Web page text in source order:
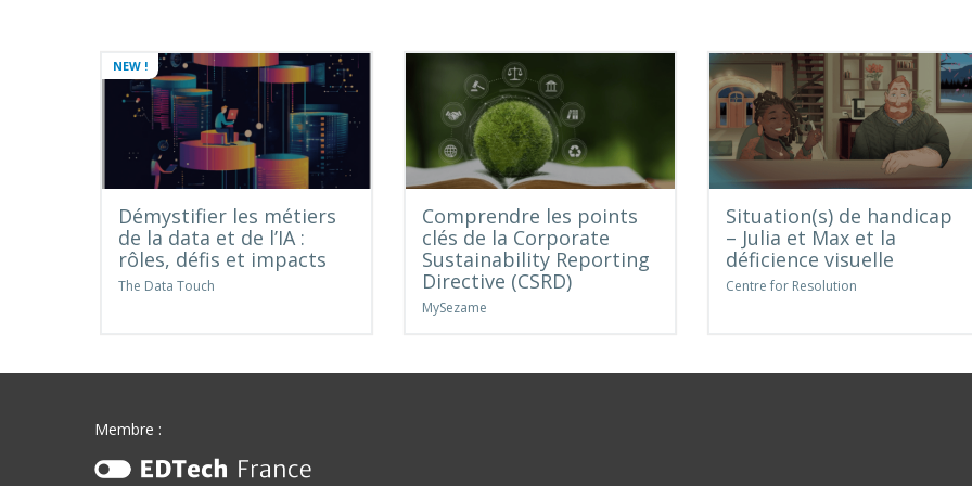
NEW !
Démystifier les métiers
de la data et de l’IA :
rôles, défis et impacts
The Data Touch
Comprendre les points
clés de la Corporate
Sustainability Reporting
Directive (CSRD)
MySezame
Situation(s) de handicap
– Julia et Max et la
déficience visuelle
Centre for Resolution
Membre :